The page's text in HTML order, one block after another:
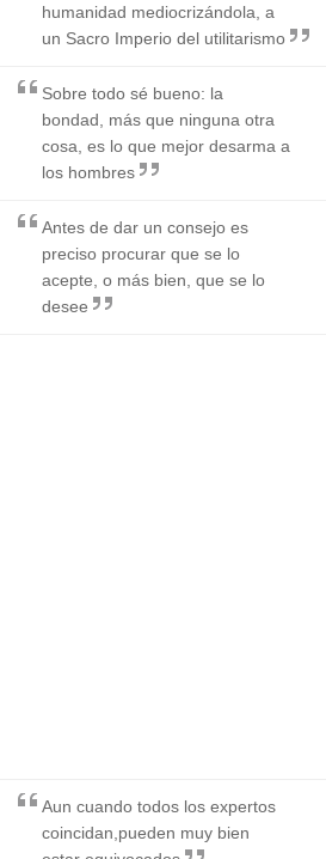
humanidad mediocrizándola, a
un Sacro Imperio del utilitarismo
Sobre todo sé bueno: la
bondad, más que ninguna otra
cosa, es lo que mejor desarma a
los hombres
Antes de dar un consejo es
preciso procurar que se lo
acepte, o más bien, que se lo
desee
Aun cuando todos los expertos
coincidan,pueden muy bien